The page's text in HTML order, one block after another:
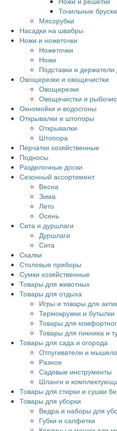
Точильные бруски
Мясорубки
Насадки на швабры
Ножи и ножеточки
Ножеточки
Ножи
Подставки и
Овощерезки и овощечистки
Овощерезки
Овощечистки и
Окномойки и водосгоны
Открывалки и штопоры
Открывалки
Штопора
Перчатки хозяйственные
Подносы
Разделочные доски
Сезонный ассортимент
Весна
Зима
Лето
Осень
Сита и дуршлаги
Дуршлаги
Сита
Скалки
Столовые приборы
Сумки хозяйственные
Товары для животных
Товары для отдыха
Игры и товары для
Термокружки и бутылки
Товары для
Товары для пикника и
Товары для сада и огорода
Отпугиватели и
Разное
Садовые инструменты
Шланги и
Товары для стирки и сушки
Товары для уборки
Ведра и наборы для
Губки и салфетки